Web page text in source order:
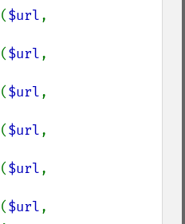
($url
($url
($url
($url
($url
($url